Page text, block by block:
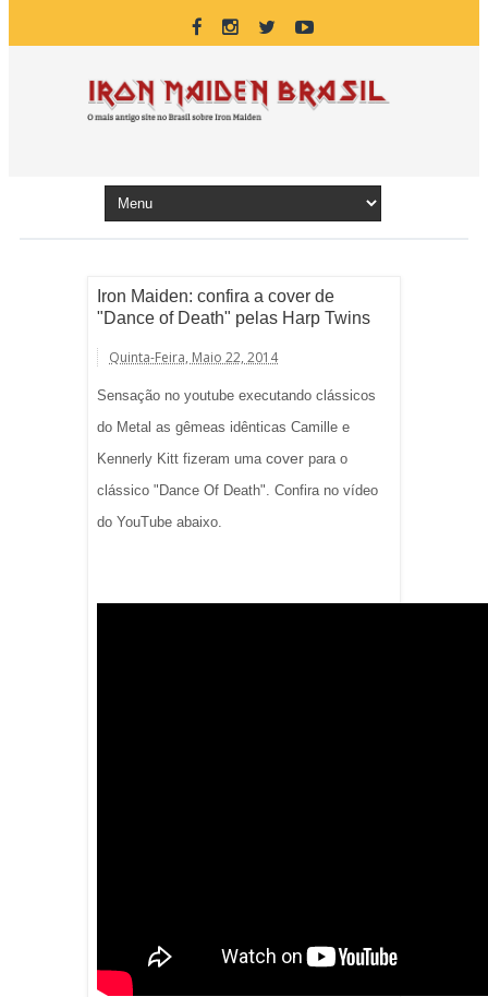
Iron Maiden: confira a cover de
"Dance of Death" pelas Harp Twins
Quinta-Feira, Maio 22, 2014
Sensação no youtube executando clássicos
do Metal as gêmeas idênticas Camille e
Kennerly Kitt fizeram uma cover para o
clássico "Dance Of Death". Confira no vídeo
do YouTube abaixo.